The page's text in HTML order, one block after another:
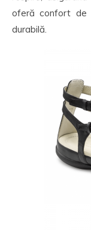
oferă confort de
durabilă.